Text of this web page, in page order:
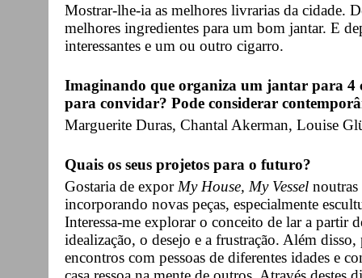
Mostrar-lhe-ia as melhores livrarias da cidade.
melhores ingredientes para um bom jantar. E
interessantes e um ou outro cigarro.
Imaginando que organiza um jantar para 4
para convidar? Pode considerar
Marguerite Duras, Chantal Akerman, Louise
Quais os seus projetos para o futuro?
Gostaria de expor My House, My Vessel
incorporando novas peças, especialmente
Interessa-me explorar o conceito de lar a partir
idealização, o desejo e a frustração. Além
encontros com pessoas de diferentes idades e